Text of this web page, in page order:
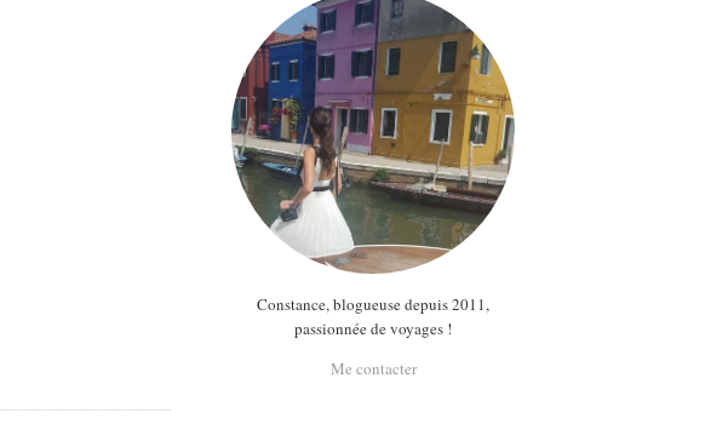
Constance, blogueuse depuis 2011,
passionnée de voyages !
Me contacter